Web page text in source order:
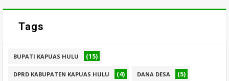
Tags
BUPATI KAPUAS HULU (15)
DPRD KABUPATEN KAPUAS HULU (4) DANA DESA (5)